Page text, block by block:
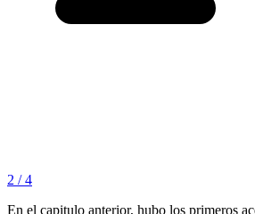
2 / 4
En el capitulo anterior, hubo los primeros